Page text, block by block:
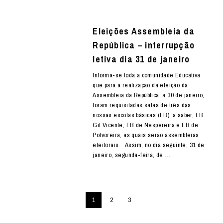
Eleições Assembleia da
República – interrupção
letiva dia 31 de janeiro
Informa-se toda a comunidade Educativa
que para a realização da eleição da
Assembleia da República, a 30 de janeiro,
foram requisitadas salas de três das
nossas escolas básicas (EB), a saber, EB
Gil Vicente, EB de Nespereira e EB de
Polvoreira, as quais serão assembleias
eleitorais. Assim, no dia seguinte, 31 de
janeiro, segunda-feira, de …
1 2 3